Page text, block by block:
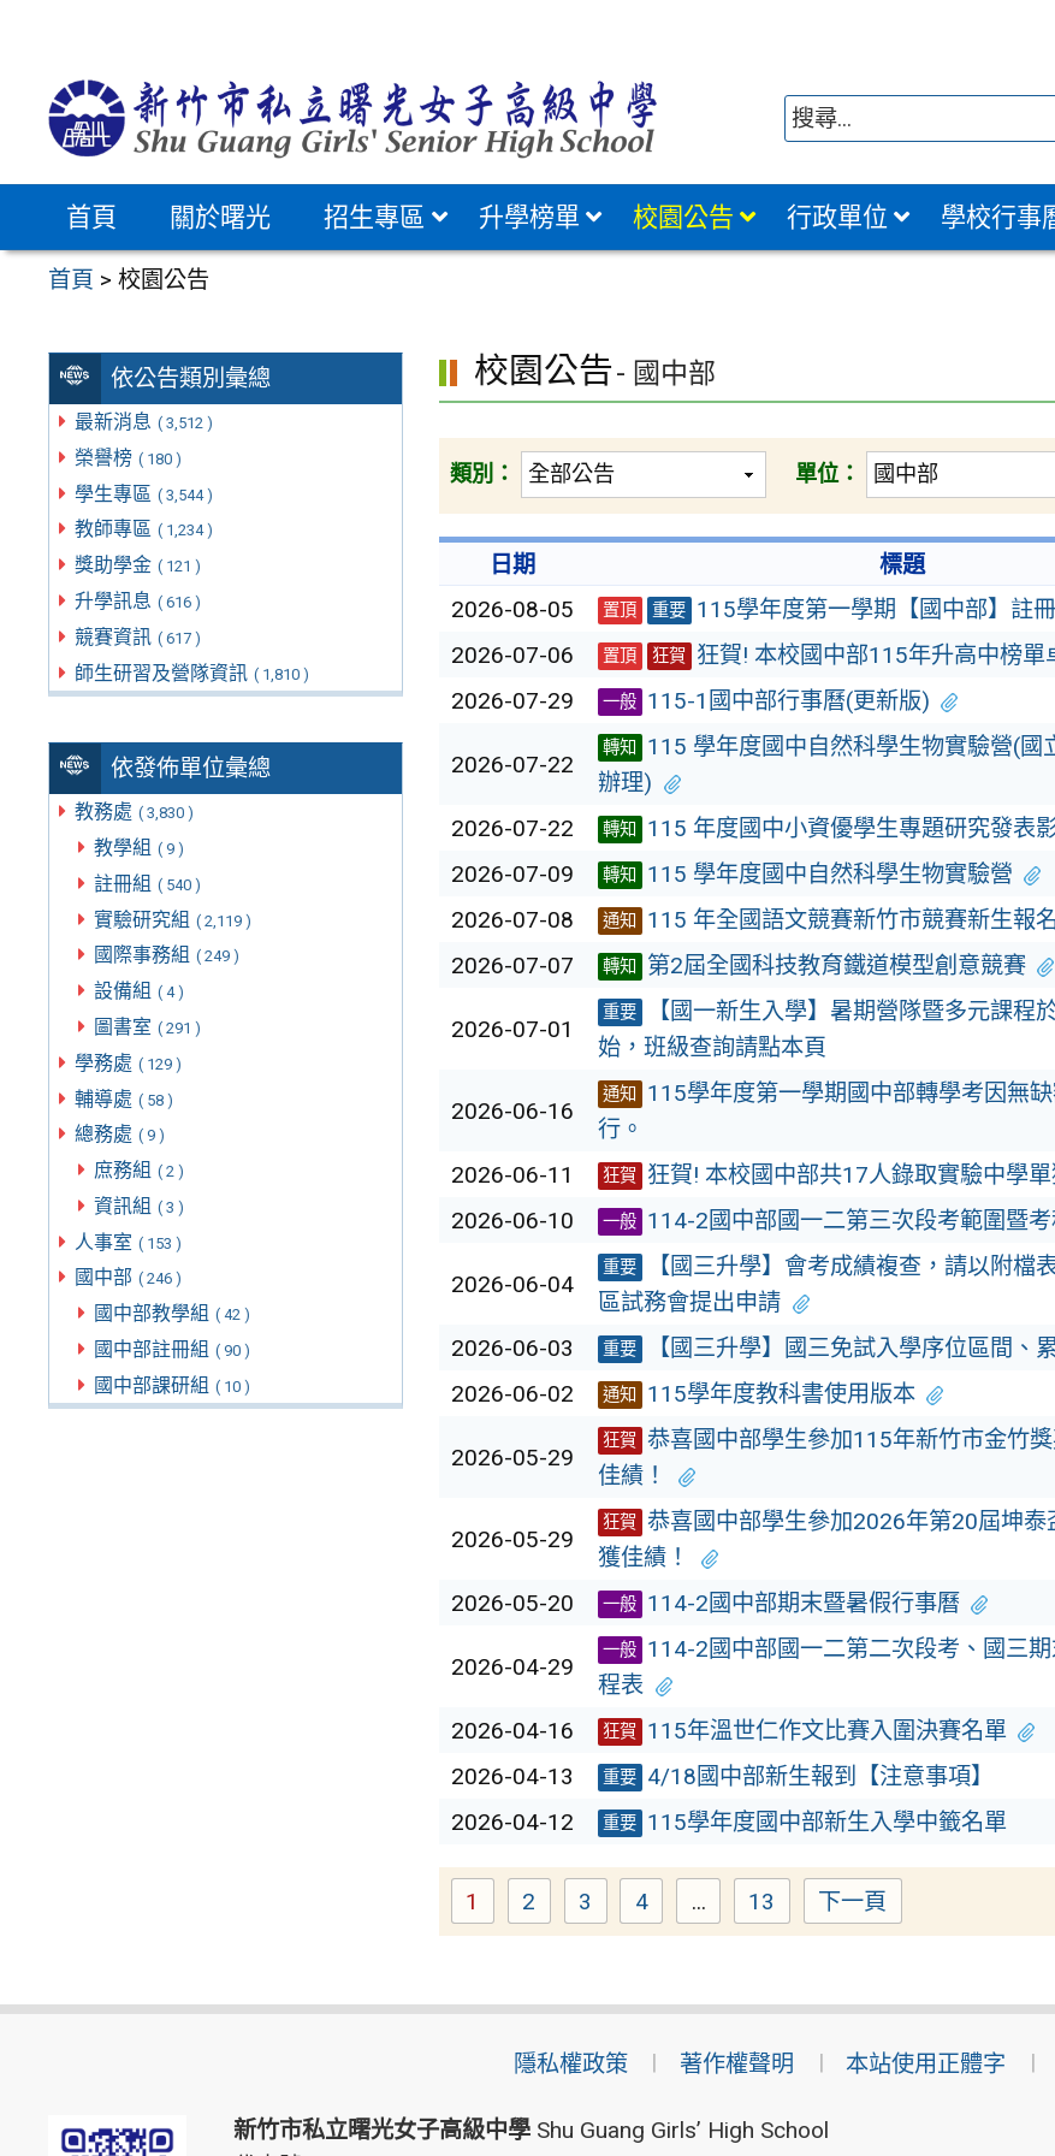
首頁 關於曙光 招生專區 升學榜單 校園公告 行政單位 學校行事
首頁 >校園公告
依公告類別彙總
最新消息 ( 3,512 )
榮譽榜 ( 180 )
學生專區 ( 3,544 )
教師專區 ( 1,234 )
獎助學金 ( 121 )
升學訊息 ( 616 )
競賽資訊 ( 617 )
師生研習及營隊資訊 ( 1,810 )
依發佈單位彙總
教務處 ( 3,830 )
教學組 ( 9 )
註冊組 ( 540 )
實驗研究組 ( 2,119 )
國際事務組 ( 249 )
設備組 ( 4 )
圖書室 ( 291 )
學務處 ( 129 )
輔導處 ( 58 )
總務處 ( 9 )
庶務組 ( 2 )
資訊組 ( 3 )
人事室 ( 153 )
國中部 ( 246 )
國中部教學組 ( 42 )
國中部註冊組 ( 90 )
國中部課研組 ( 10 )
校園公告- 國中部
類別： 單位：
日期 標題
2026-08-05
置頂 重要 115學年度第一學期【國中部】註
2026-07-06 置頂 狂賀 狂賀! 本校國中部115年升高中榜單
2026-07-29 一般 115-1國中部行事曆(更新版)
2026-07-22
轉知
115 學年度國中自然科學生物實驗營(國
辦理)
2026-07-22 轉知 115 年度國中小資優學生專題研究發表
2026-07-09 轉知 115 學年度國中自然科學生物實驗營
2026-07-08 通知 115 年全國語文競賽新竹市競賽新生報
2026-07-07 轉知 第2屆全國科技教育鐵道模型創意競賽
2026-07-01
重要
【國一新生入學】暑期營隊暨多元課程
始，班級查詢請點本頁
2026-06-16
通知
115學年度第一學期國中部轉學考因無
行。
2026-06-11 狂賀 狂賀! 本校國中部共17人錄取實驗中學
2026-06-10 一般 114-2國中部國一二第三次段考範圍暨
2026-06-04
重要
【國三升學】會考成績複查，請以附檔
區試務會提出申請
2026-06-03 重要 【國三升學】國三免試入學序位區間、
2026-06-02 通知 115學年度教科書使用版本
2026-05-29
狂賀 恭喜國中部學生參加115年新竹市金竹
佳績！
2026-05-29
狂賀 恭喜國中部學生參加2026年第20屆坤泰
獲佳績！
2026-05-20 一般 114-2國中部期末暨暑假行事曆
2026-04-29
一般 114-2國中部國一二第二次段考、國三
程表
2026-04-16 狂賀 115年溫世仁作文比賽入圍決賽名單
2026-04-13 重要 4/18國中部新生報到【注意事項】
2026-04-12 重要 115學年度國中部新生入學中籤名單
Page
1 Page
2 Page
3 Page
4 ... Page
13 下一頁
隱私權政策 著作權聲明 本站使用正體字
新竹市私立曙光女子高級中學Shu Guang Girls’ High School